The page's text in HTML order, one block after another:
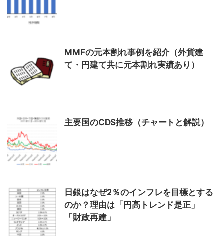
MMFの元本割れ事例を紹介（外貨建
て・円建て共に元本割れ実績あり）
主要国のCDS推移（チャートと解説）
日銀はなぜ2％のインフレを目標とする
のか？理由は「円高トレンド是正」
「財政再建」